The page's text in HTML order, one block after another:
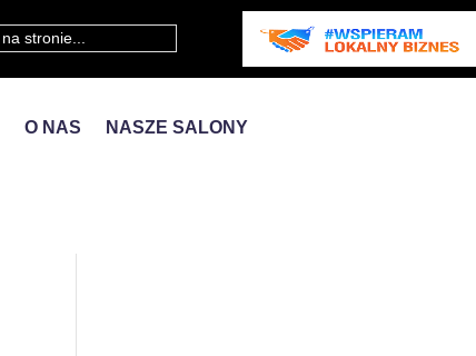
O NAS
NASZE SALONY